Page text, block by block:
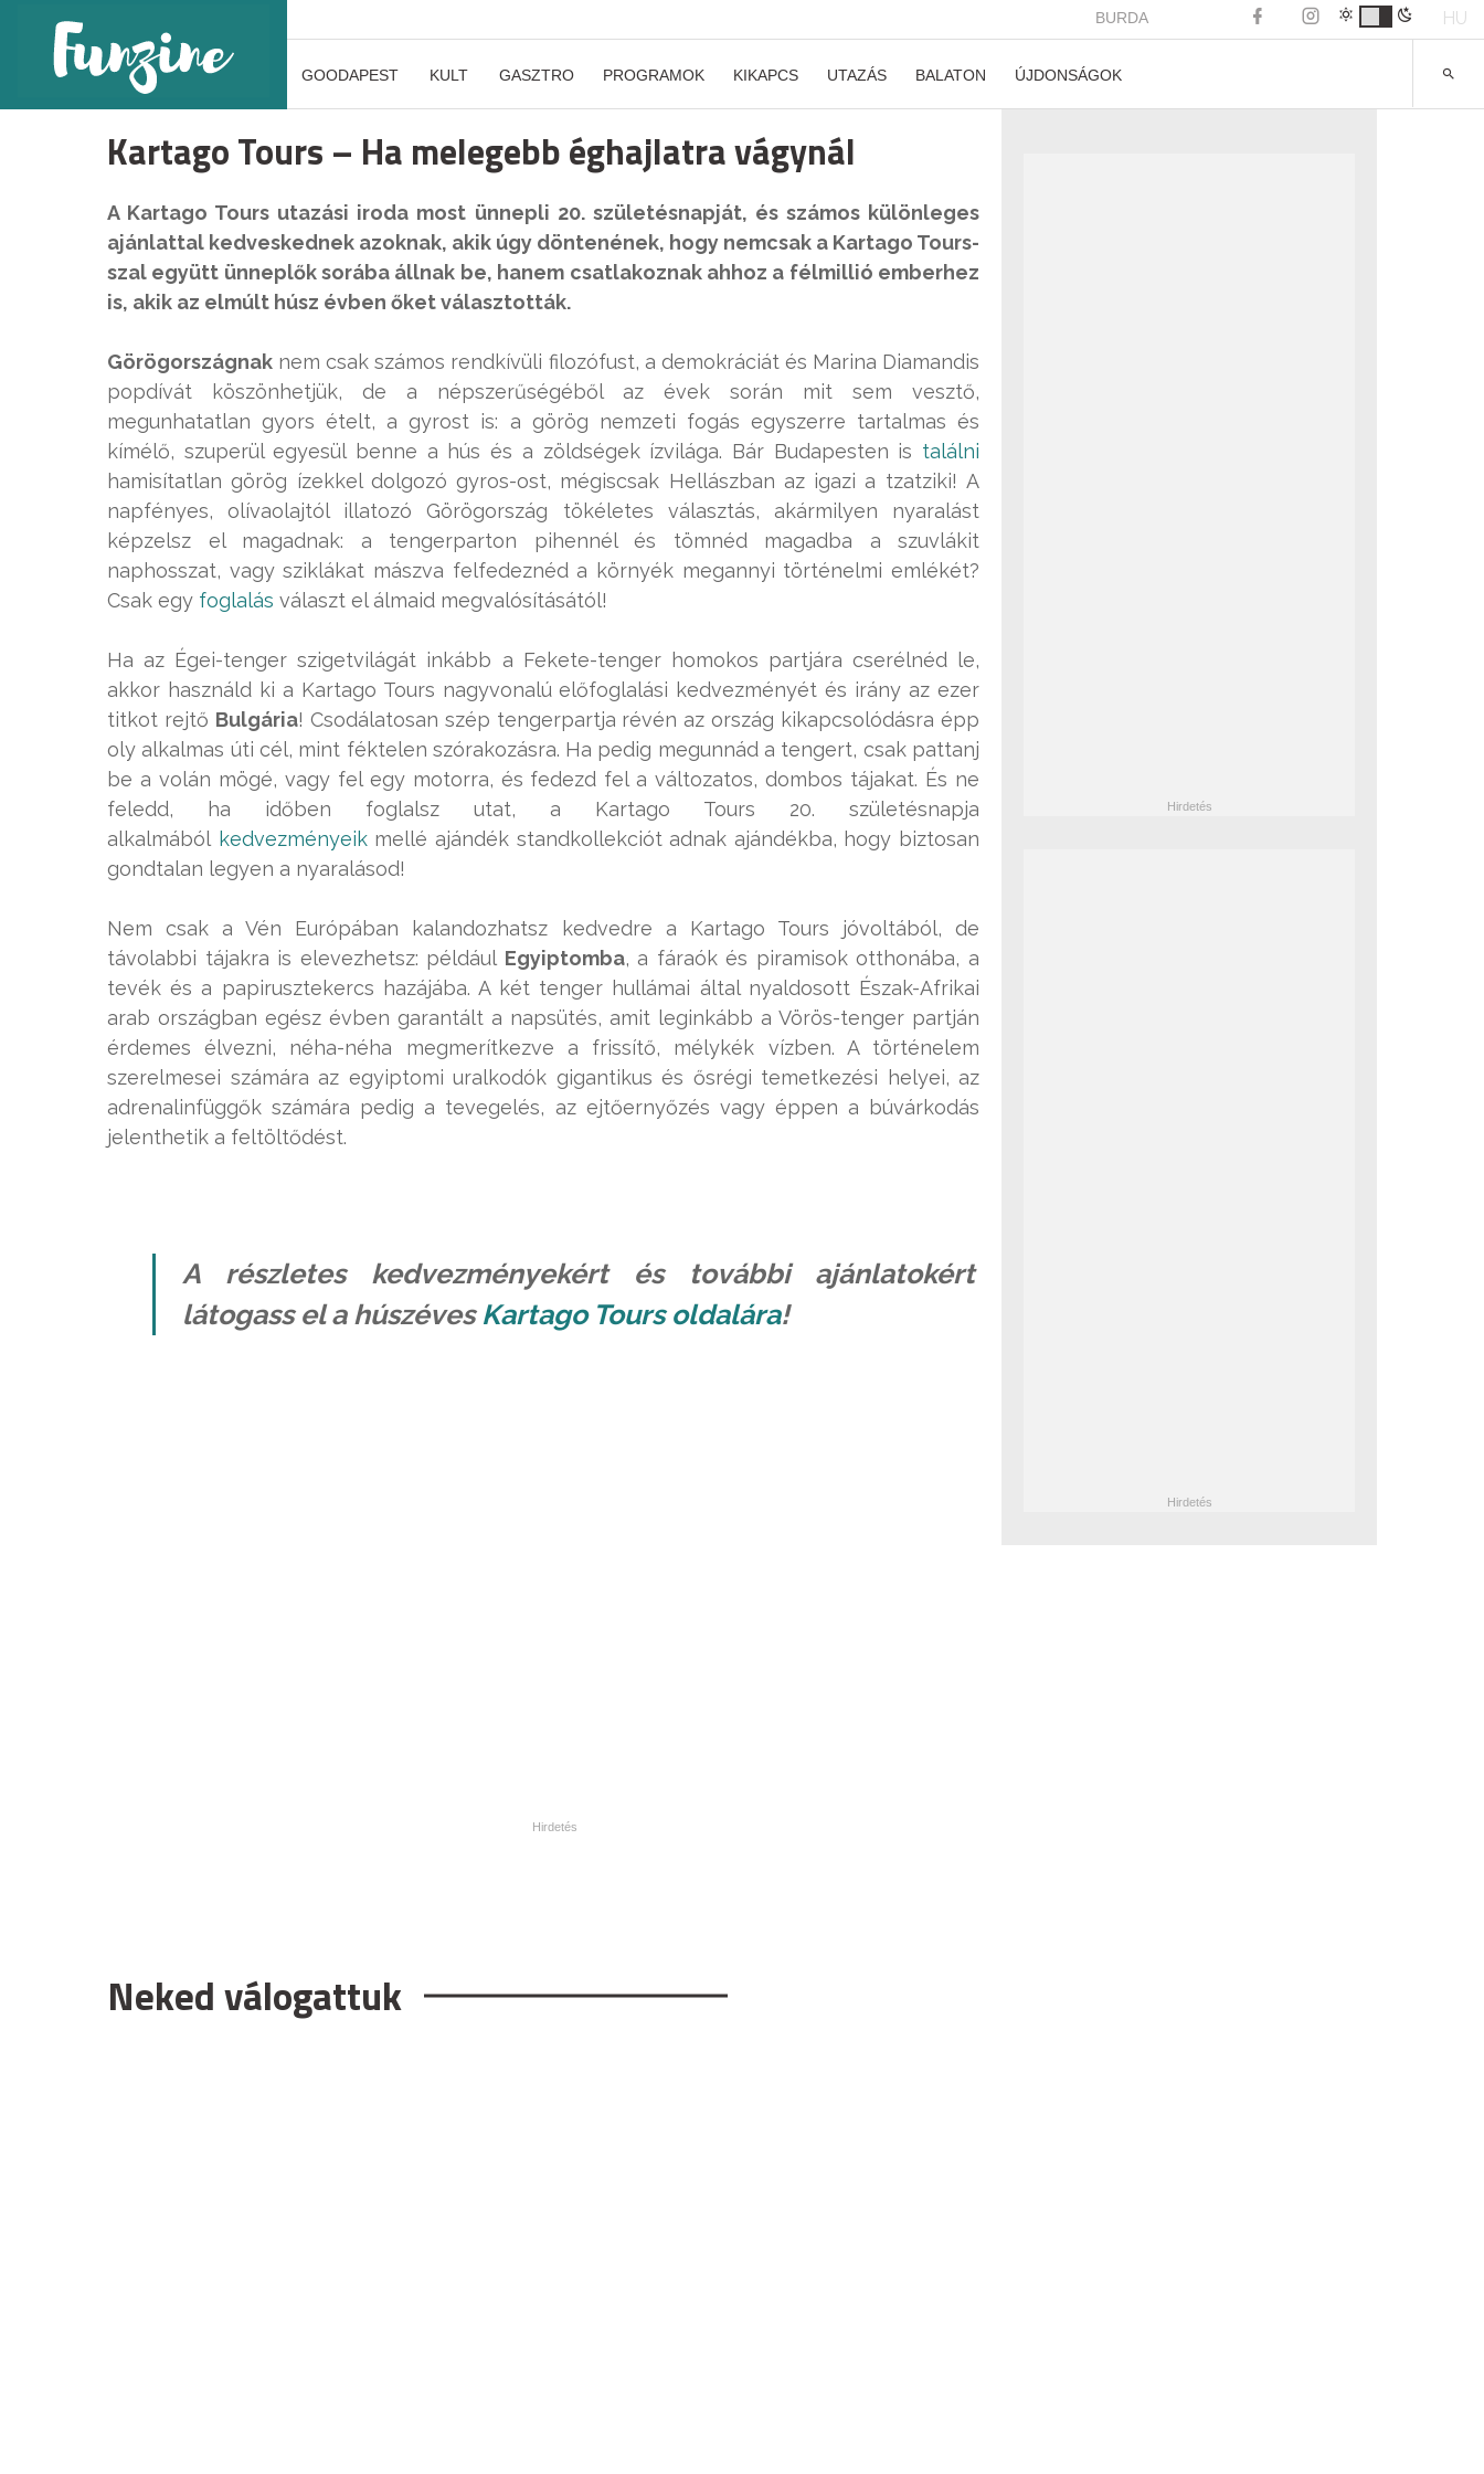
BURDA HU
GOODAPEST KULT GASZTRO PROGRAMOK KIKAPCS UTAZÁS BALATON ÚJDONSÁGOK
Kartago Tours – Ha melegebb éghajlatra vágynál
A Kartago Tours utazási iroda most ünnepli 20. születésnapját, és számos különleges
ajánlattal kedveskednek azoknak, akik úgy döntenének, hogy nemcsak a Kartago Tours-
szal együtt ünneplők sorába állnak be, hanem csatlakoznak ahhoz a félmillió emberhez
is, akik az elmúlt húsz évben őket választották.
Görögországnak nem csak számos rendkívüli filozófust, a demokráciát és Marina Diamandis
popdívát köszönhetjük, de a népszerűségéből az évek során mit sem vesztő,
megunhatatlan gyors ételt, a gyrost is: a görög nemzeti fogás egyszerre tartalmas és
kímélő, szuperül egyesül benne a hús és a zöldségek ízvilága. Bár Budapesten is találni
hamisítatlan görög ízekkel dolgozó gyros-ost, mégiscsak Hellászban az igazi a tzatziki! A
napfényes, olívaolajtól illatozó Görögország tökéletes választás, akármilyen nyaralást
képzelsz el magadnak: a tengerparton pihennél és tömnéd magadba a szuvlákit
naphosszat, vagy sziklákat mászva felfedeznéd a környék megannyi történelmi emlékét?
Csak egy foglalás választ el álmaid megvalósításától!
Ha az Égei-tenger szigetvilágát inkább a Fekete-tenger homokos partjára cserélnéd le,
akkor használd ki a Kartago Tours nagyvonalú előfoglalási kedvezményét és irány az ezer
titkot rejtő Bulgária! Csodálatosan szép tengerpartja révén az ország kikapcsolódásra épp
oly alkalmas úti cél, mint féktelen szórakozásra. Ha pedig megunnád a tengert, csak pattanj
be a volán mögé, vagy fel egy motorra, és fedezd fel a változatos, dombos tájakat. És ne
feledd, ha időben foglalsz utat, a Kartago Tours 20. születésnapja
alkalmából kedvezményeik mellé ajándék standkollekciót adnak ajándékba, hogy biztosan
gondtalan legyen a nyaralásod!
Nem csak a Vén Európában kalandozhatsz kedvedre a Kartago Tours jóvoltából, de
távolabbi tájakra is elevezhetsz: például Egyiptomba, a fáraók és piramisok otthonába, a
tevék és a papirusztekercs hazájába. A két tenger hullámai által nyaldosott Észak-Afrikai
arab országban egész évben garantált a napsütés, amit leginkább a Vörös-tenger partján
érdemes élvezni, néha-néha megmerítkezve a frissítő, mélykék vízben. A történelem
szerelmesei számára az egyiptomi uralkodók gigantikus és ősrégi temetkezési helyei, az
adrenalinfüggők számára pedig a tevegelés, az ejtőernyőzés vagy éppen a búvárkodás
jelenthetik a feltöltődést.
A részletes kedvezményekért és további ajánlatokért
látogass el a húszéves Kartago Tours oldalára!
Neked válogattuk